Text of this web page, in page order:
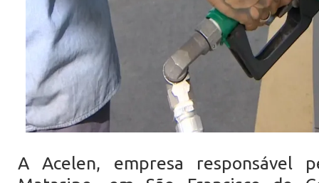
A Acelen, empresa responsável